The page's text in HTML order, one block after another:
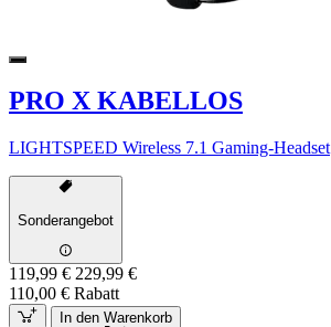
PRO X KABELLOS
LIGHTSPEED Wireless 7.1 Gaming-Headset
Sonderangebot
119,99 € 229,99 €
110,00 € Rabatt
In den Warenkorb